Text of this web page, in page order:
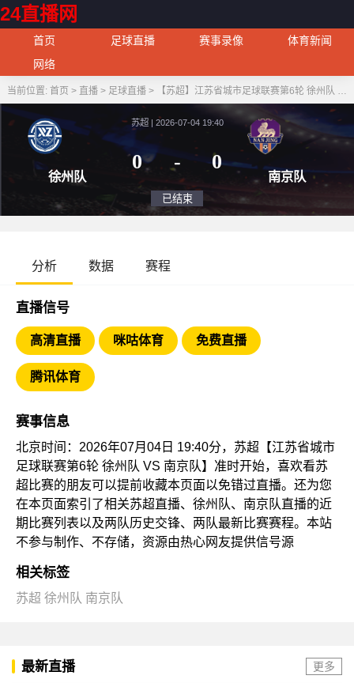
24直播网
首页 足球直播 赛事录像
体育新闻
网络
当前位置: 首页 > 直播> 足球直播> 【苏超】江苏省城市足球联赛第6轮 徐州队 VS 南京队
徐州队
苏超 | 2026-07-04 19:40
0
南
分析 数据 赛程
直播信号
高清直播 咪咕体育 免费直播
腾讯体育
赛事信息
北京时间：2026年07月04日 19:40分，苏超【江苏省城市
足球联赛第6轮 徐州队 VS 南京队】准时开始，喜欢看苏
超比赛的朋友可以提前收藏本页面以免错过直播。还为您
在本页面索引了相关苏超直播、徐州队、南京队直播的近
期比赛列表以及两队历史交锋、两队最新比赛赛程。本站
不参与制作、不存储，资源由热心网友提供信号源
相关标签
苏超 徐州队 南京队
最新直播 更多